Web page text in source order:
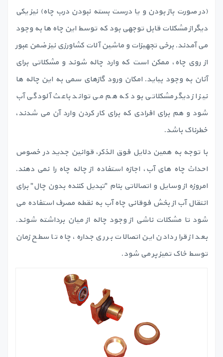
(در صورت باز بودن و یا درست بسته نبودن درب چاه) نیز یکی
دیگر از مشکلات قابل توجهی بود که توسط این چاه ها به وجود
می آمدند. برخی تجهیزات و ماشین آلات کشاورزی نیز ضمن عبور
از روی چاه، ممکن است که وارد چاله شوند و مشکلاتی برای
آنان به وجود بیاید. امکان ورود گازهای سمی به این چاله ها
نیز از دیگر مشکلاتی بود که هم می تواند باعث آلودگی آب
شود و هم برای افرادی که برای کار کردن وارد آن می شدند،
خطرناک باشد.
با توجه به همین دلایل فوق الذکر، قوانین جدید در خصوص
احداث چاه های آب، اجازه استفاده از چاله چاه را نمی دهند.
امروزه از وسایل و اتصالاتی بنام "تبدیل کننده بدون چال" برای
انتقال آب از بخش فوقانی چاه آب به نقطه مصرف استفاده می
شود تا مشکلات ناشی از وجود چاله از میان برداشته شوند.
بعد از قرار دادن این اتصالات بر ری جداره، چاه تا سطح زمان
توسط خاک تمیز پر می شود.